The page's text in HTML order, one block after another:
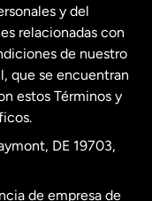
y del
relacionadas con
de nuestro
que se encuentran
estos Términos y
DE 19703,
de empresa de